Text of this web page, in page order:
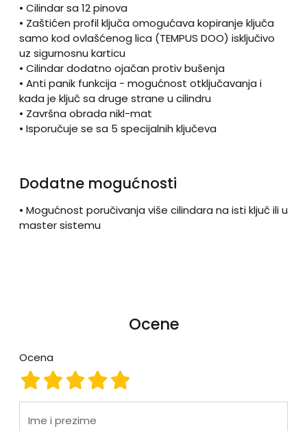
• Cilindar sa 12 pinova
• Zaštićen profil ključa omogućava kopiranje ključa
samo kod ovlašćenog lica (TEMPUS DOO) isključivo
uz sigurnosnu karticu
• Cilindar dodatno ojačan protiv bušenja
• Anti panik funkcija - mogućnost otključavanja i
kada je ključ sa druge strane u cilindru
• Završna obrada nikl-mat
• Isporučuje se sa 5 specijalnih ključeva
Dodatne mogućnosti
• Mogućnost poručivanja više cilindara na isti ključ ili u
master sistemu
Ocene
Ocena
Ocena 5
Ocena 4
Ocena 3
Ocena 2
Ocena 1
Ime i prezime